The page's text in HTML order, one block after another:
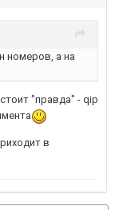
номеров, а на
"правда" - qip
в